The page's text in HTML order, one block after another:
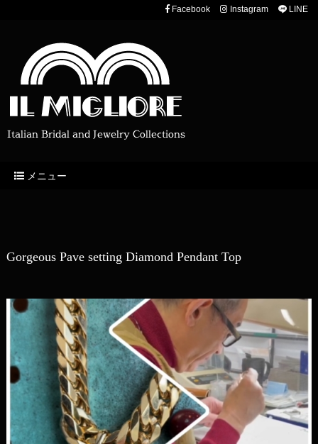
Italian Bridal and Jewelry Collections
メニュー
Facebook Instagram LINE
Gorgeous Pave setting Diamond Pendant Top